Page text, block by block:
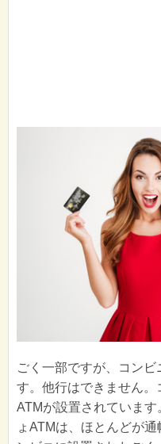
ごく一部ですが、コンビ
す。他行はできません。
ATMが設置されていま
ょATMは、ほとんどが